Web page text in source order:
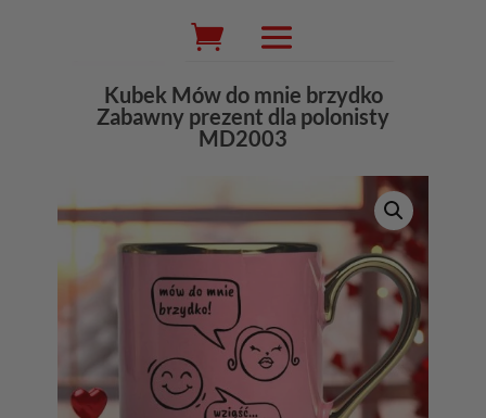
Wyszukiwarka
produktów
Kubek Mów do mnie brzydko
Zabawny prezent dla polonisty
MD2003